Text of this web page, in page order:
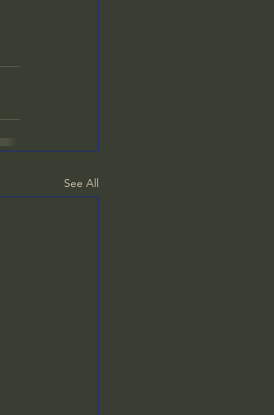
See All